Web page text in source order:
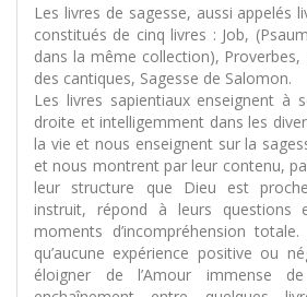
Les livres de sagesse, aussi appelés
constitués de cinq livres : Job,
dans la même collection), Proverbes,
des cantiques, Sagesse de Salomon.
Les livres sapientiaux enseignent à
droite et intelligemment dans les
la vie et nous enseignent sur la
et nous montrent par leur contenu,
leur structure que Dieu est
instruit, répond à leurs questions
moments d’incompréhension
qu’aucune expérience positive ou
éloigner de l’Amour immense